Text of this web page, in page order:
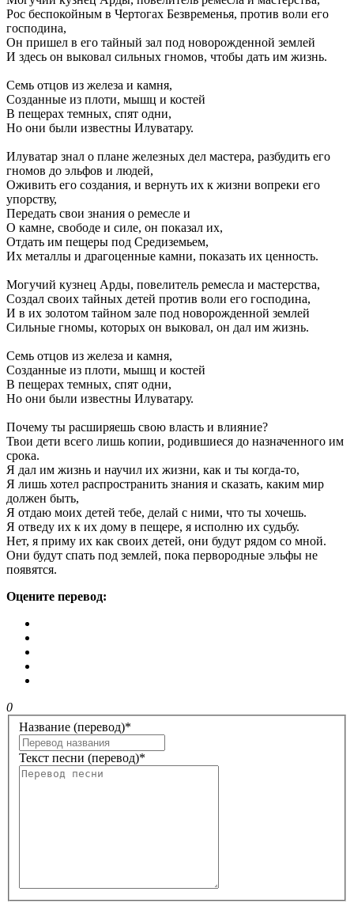
Рос беспокойным в Чертогах Безвременья, против воли его
господина,
Он пришел в его тайный зал под новорожденной землей
И здесь он выковал сильных гномов, чтобы дать им жизнь.
Семь отцов из железа и камня,
Созданные из плоти, мышц и костей
В пещерах темных, спят одни,
Но они были известны Илуватару.
Илуватар знал о плане железных дел мастера, разбудить его
гномов до эльфов и людей,
Оживить его создания, и вернуть их к жизни вопреки его
упорству,
Передать свои знания о ремесле и
О камне, свободе и силе, он показал их,
Отдать им пещеры под Средиземьем,
Их металлы и драгоценные камни, показать их ценность.
Могучий кузнец Арды, повелитель ремесла и мастерства,
Создал своих тайных детей против воли его господина,
И в их золотом тайном зале под новорожденной землей
Сильные гномы, которых он выковал, он дал им жизнь.
Семь отцов из железа и камня,
Созданные из плоти, мышц и костей
В пещерах темных, спят одни,
Но они были известны Илуватару.
Почему ты расширяешь свою власть и влияние?
Твои дети всего лишь копии, родившиеся до назначенного им
срока.
Я дал им жизнь и научил их жизни, как и ты когда-то,
Я лишь хотел распространить знания и сказать, каким мир
должен быть,
Я отдаю моих детей тебе, делай с ними, что ты хочешь.
Я отведу их к их дому в пещере, я исполню их судьбу.
Нет, я приму их как своих детей, они будут рядом со мной.
Они будут спать под землей, пока первородные эльфы не
появятся.
Оцените перевод:
0
Название (перевод)*
Текст песни (перевод)*